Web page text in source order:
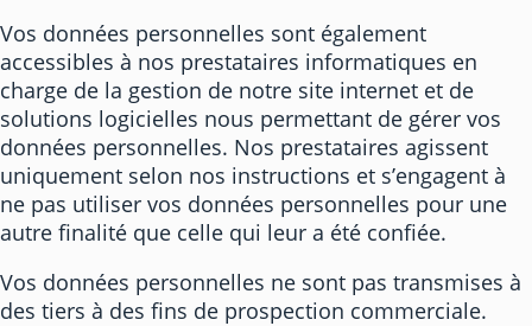
Vos données personnelles sont également
accessibles à nos prestataires informatiques en
charge de la gestion de notre site internet et de
solutions logicielles nous permettant de gérer vos
données personnelles. Nos prestataires agissent
uniquement selon nos instructions et s’engagent à
ne pas utiliser vos données personnelles pour une
autre finalité que celle qui leur a été confiée.
Vos données personnelles ne sont pas transmises à
des tiers à des fins de prospection commerciale.